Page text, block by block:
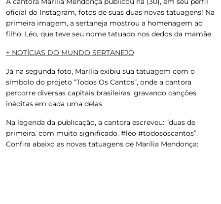
oficial do Instagram, fotos de suas duas novas tatuagens! Na
primeira imagem, a sertaneja mostrou a homenagem ao
filho, Léo, que teve seu nome tatuado nos dedos da mamãe.
+ NOTÍCIAS DO MUNDO SERTANEJO
Já na segunda foto, Marília exibiu sua tatuagem com o
símbolo do projeto “Todos Os Cantos”, onde a cantora
percorre diversas capitais brasileiras, gravando canções
inéditas em cada uma delas.
Na legenda da publicação, a cantora escreveu: “duas de
primeira. com muito significado. #léo #todososcantos”.
Confira abaixo as novas tatuagens de Marília Mendonça: